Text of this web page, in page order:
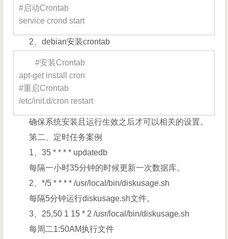
#启动Crontab
service crond start
2、debian安装crontab
#安装Crontab
apt-get install cron
#重启Crontab
/etc/init.d/cron restart
确保系统安装且运行生效之后才可以相关的设置。
第二、定时任务案例
1、35 * * * * updatedb
每隔一小时35分钟的时候更新一次数据库。
2、*/5 * * * * /usr/local/bin/diskusage.sh
每隔5分钟运行diskusage.sh文件。
3、25,50 1 15 * 2 /usr/local/bin/diskusage.sh
每周二1:50AM执行文件